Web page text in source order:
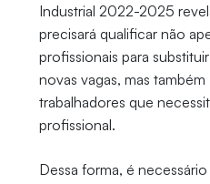
Industrial 2022-2025
precisará qualificar não
profissionais para
novas vagas, mas
trabalhadores que
profissional.
Dessa forma, é